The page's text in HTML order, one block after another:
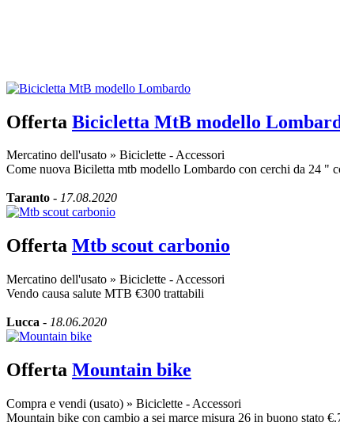
Offerta Bicicletta MtB modello
Mercatino dell'usato » Biciclette - Accessori
Come nuova Biciletta mtb modello Lombardo con cerchi da 24 "
Taranto - 17.08.2020
Offerta Mtb scout carbonio
Mercatino dell'usato » Biciclette - Accessori
Vendo causa salute MTB €300 trattabili
Lucca - 18.06.2020
Offerta Mountain bike
Compra e vendi (usato) » Biciclette - Accessori
Mountain bike con cambio a sei marce misura 26 in buono stato